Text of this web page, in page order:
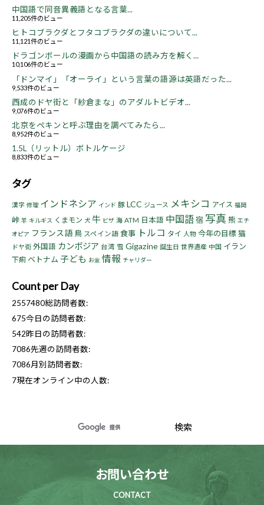
中国語で同音異義語となる言葉...
11,205件のビュー
ヒトコブラクダとフタコブラクダの違いについて...
11,121件のビュー
ドラゴンボールの漫画から中国語の読み方を解く...
10,106件のビュー
「ドンマイ」「オーライ」という言葉の語源は英語だった...
9,533件のビュー
西成のドヤ街と「紗倉まな」のアダルトビデオ...
9,076件のビュー
北京をペキンと呼ぶ理由を調べてみたら...
8,952件のビュー
1.5L（リットル）ボトルケージ
8,833件のビュー
タグ
漢字 修理 インドネシア インド 豚 LCC ジュース メキシコ アイス 福岡
峠 羊 キルギス くまモン 犬 牛 ビザ 海 ATM 日本語 中国語宿 写真 熊 エチ
オピア フランス語 鳥 スペイン語 食事 トルコ タイ 人物 今年の目標猫
ドヤ街 外国語 カンボジア 台湾 雪 Gigazine 誕生日 世界遺産 中国 イラン
下痢 ベトナム 子ども お金 情報 チャリダー
Count per Day
2557480総訪問者数:
675今日の訪問者数:
542昨日の訪問者数:
7086先週の訪問者数:
7086月別訪問者数:
7現在オンライン中の人数:
お問い合わせ
CONTACT